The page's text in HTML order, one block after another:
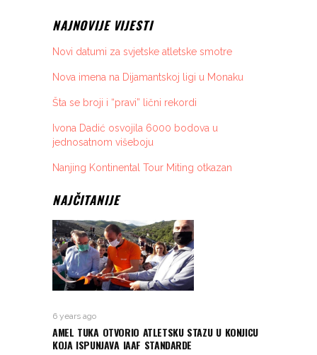
NAJNOVIJE VIJESTI
Novi datumi za svjetske atletske smotre
Nova imena na Dijamantskoj ligi u Monaku
Šta se broji i “pravi” lični rekordi
Ivona Dadić osvojila 6000 bodova u
jednosatnom višeboju
Nanjing Kontinental Tour Miting otkazan
NAJČITANIJE
6 years ago
AMEL TUKA OTVORIO ATLETSKU STAZU U KONJICU
KOJA ISPUNJAVA IAAF STANDARDE